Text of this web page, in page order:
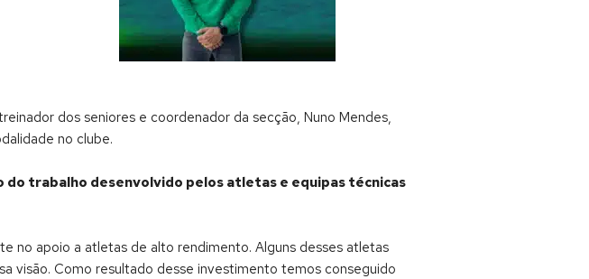
dos seniores e coordenador da secção, Nuno Mendes,
no clube.
do trabalho desenvolvido pelos atletas e equipas técnicas
no apoio a atletas de alto rendimento. Alguns desses atletas
visão. Como resultado desse investimento temos conseguido